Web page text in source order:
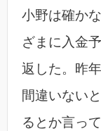
小野は確か
ざまに入金
返した。昨
間違いない
るとか言っ